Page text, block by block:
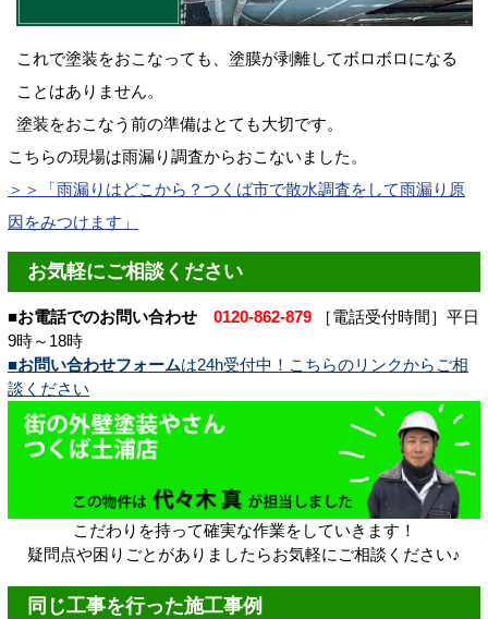
これで塗装をおこなっても、塗膜が剥離してボロボロになる
ことはありません。
塗装をおこなう前の準備はとても大切です。
こちらの現場は雨漏り調査からおこないました。
＞＞「雨漏りはどこから？つくば市で散水調査をして雨漏り原
因をみつけます」
お気軽にご相談ください
■お電話でのお問い合わせ 0120-862-879 ［電話受付時間］平日
9時～18時
■お問い合わせフォームは24h受付中！こちらのリンクからご相
談ください
こだわりを持って確実な作業をしていきます！
疑問点や困りごとがありましたらお気軽にご相談ください♪
同じ工事を行った施工事例